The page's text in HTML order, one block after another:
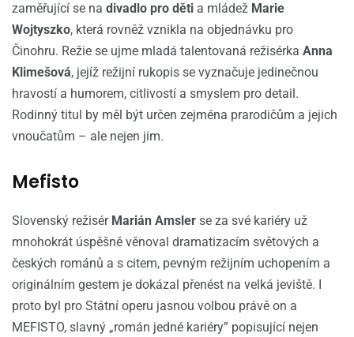
zaměřující se na divadlo pro děti a mládež Marie
Wojtyszko, která rovněž vznikla na objednávku pro
Činohru. Režie se ujme mladá talentovaná režisérka Anna
Klimešová, jejíž režijní rukopis se vyznačuje jedinečnou
hravostí a humorem, citlivostí a smyslem pro detail.
Rodinný titul by měl být určen zejména prarodičům a jejich
vnoučatům – ale nejen jim.
Mefisto
Slovenský režisér Marián Amsler se za své kariéry už
mnohokrát úspěšně věnoval dramatizacím světových a
českých románů a s citem, pevným režijním uchopením a
originálním gestem je dokázal přenést na velká jeviště. I
proto byl pro Státní operu jasnou volbou právě on a
MEFISTO, slavný „román jedné kariéry” popisující nejen